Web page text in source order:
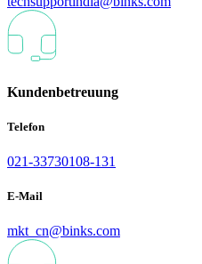
Kundenbetreuung
Telefon
021-33730108-131
E-Mail
mkt_cn@binks.com